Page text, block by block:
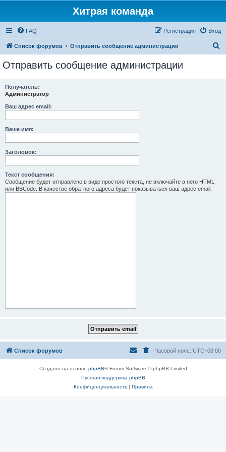
Хитрая команда
FAQ Вход
Регистрация
Список форумов Отправить сообщение администрации
Отправить сообщение администрации
Получатель:
Администратор
Ваш адрес email:
Ваше имя:
Заголовок:
Текст сообщения:
Сообщение будет отправлено в виде простого текста, не включайте в него HTML
или BBCode. В качестве обратного адреса будет показываться ваш адрес email.
Список форумов Часовой пояс: UTC+03:00
Создано на основе phpBB® Forum Software © phpBB Limited
Русская поддержка phpBB
Конфиденциальность| Правила